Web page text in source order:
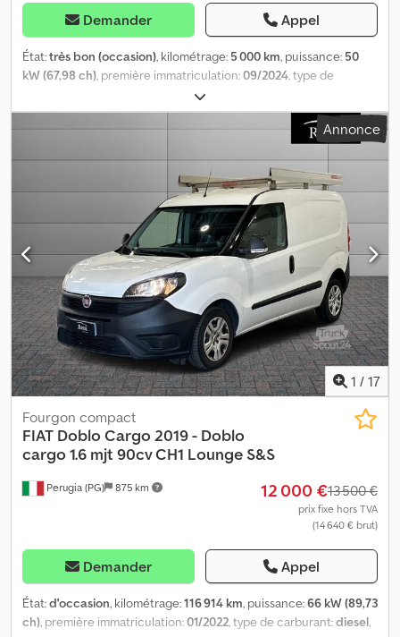
Demander Appel
État:très bon (occasion), kilométrage: 5 000 km, puissance: 50
kW (67,98 ch), première immatriculation:09/2024, type de
, carburant:électricité
type d'engrenage:automatique, classe d'émission:Euro 6,
nombre de sièges:3, Année de construction:2024
, Nombre de
très bon État visuel : très bon Dommages : aucun Garantie :
aucune
Annonce
1 / 17
Perugia (PG) 875 km
Fourgon compact
FIAT Doblo Cargo 2019 - Doblo
cargo 1.6 mjt 90cv CH1 Lounge S&S
12 000 €13 500 €
prix fixe hors TVA
(14 640 € brut)
Demander Appel
État:d'occasion, kilométrage:116 914 km, puissance:66 kW (89,73
ch), première immatriculation:01/2022, type de carburant:diesel,